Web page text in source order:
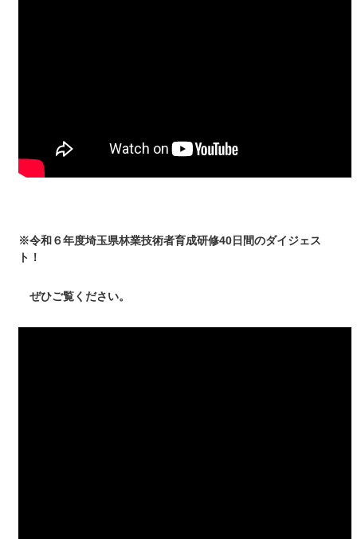
※令和６年度埼玉県林業技術者育成研修40日間のダイジェス
ト！
ぜひご覧ください。